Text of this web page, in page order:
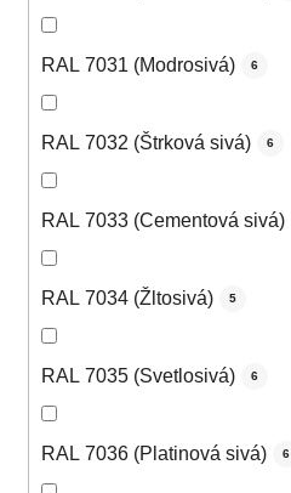
RAL 7031 (Modrosivá) 6
RAL 7032 (Štrková sivá) 6
RAL 7033 (Cementová sivá)
RAL 7034 (Žltosivá) 5
RAL 7035 (Svetlosivá) 6
RAL 7036 (Platinová sivá) 6